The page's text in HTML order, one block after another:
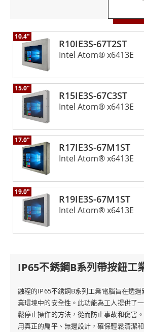
業的獨特需求。無論是在工廠、戶外場所
中，這款工業電腦都能提供可靠的運算性
R10IE3S-67T2ST
10.4"
Intel Atom® x6413E
R15IE3S-67C3ST
15.0"
Intel Atom® x6413E
R17IE3S-67M1ST
17.0"
Intel Atom® x6413E
R19IE3S-67M1ST
19.0"
Intel Atom® x6413E
IP65不銹鋼B系列帶按鈕工
融程的IP65不銹鋼B系列工業電腦旨在透
業環境中的安全性。此功能為工人提供了
鬆停止操作的方法，從而防止事故和傷害
用真正的扁平、無邊設計，確保輕鬆清潔